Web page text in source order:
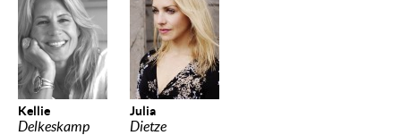
Kellie
Delkeskamp
Julia
Dietze